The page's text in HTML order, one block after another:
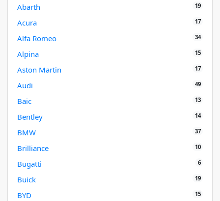
Abarth 19
Acura 17
Alfa Romeo 34
Alpina 15
Aston Martin 17
Audi 49
Baic 13
Bentley 14
BMW 37
Brilliance 10
Bugatti 6
Buick 19
BYD 15